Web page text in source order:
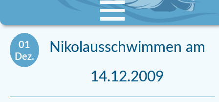
01
Dez.
Nikolausschwimmen am
14.12.2009